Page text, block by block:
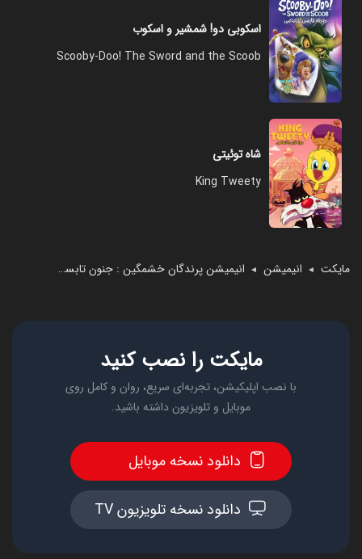
اسکوبی دو! شمشیر و اسکوب
Scooby-Doo! The Sword and the Scoob
شاه توئیتی
King Tweety
مایکت ◄ انیمیشن ◄ انیمیشن پرندگان خشمگین : جنون تابستانی
مایکت را نصب کنید
با نصب اپلیکیشن، تجربه‌ای سریع، روان و کامل روی
موبایل و تلویزیون داشته باشید.
دانلود نسخه موبایل
دانلود نسخه تلویزیون TV